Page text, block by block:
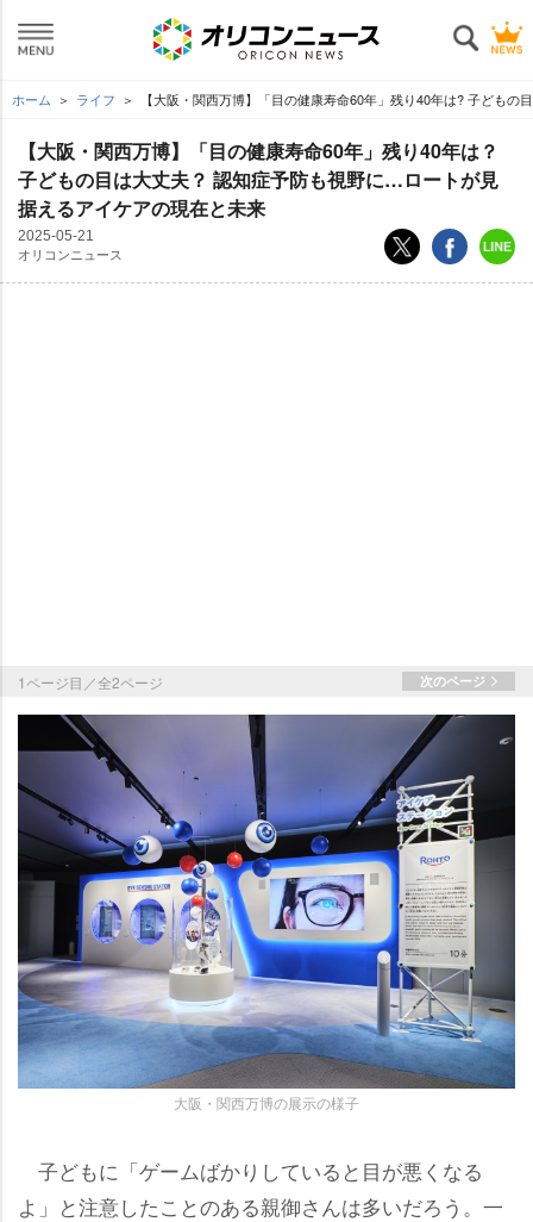
ホーム ライフ 【大阪・関西万博】「目の健康寿命60年」残り40年は? 子ども
【大阪・関西万博】「目の健康寿命60年」残り40年は？
子どもの目は大丈夫？ 認知症予防も視野に…ロートが見
据えるアイケアの現在と未来
2025-05-21
オリコンニュース
1ページ目／全2ページ 次のページ
大阪・関西万博の展示の様子
子どもに「ゲームばかりしていると目が悪くなる
よ」と注意したことのある親御さんは多いだろう。一